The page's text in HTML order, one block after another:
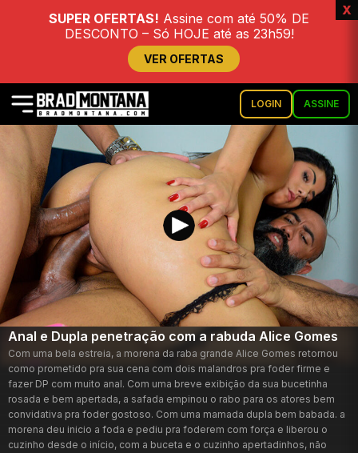
SUPER OFERTAS! Assine com até 50% DE
DESCONTO – Só HOJE até as 23h59!
VER OFERTAS
x
LOGIN ASSINE
Anal e Dupla penetração com a rabuda Alice Gomes
Com uma bela estreia, a morena da raba grande Alice Gomes retornou
como prometido pra sua cena com dois malandros pra foder firme e
fazer DP com muito anal. Com uma breve exibição da sua bucetinha
rosada e bem apertada, a safada empinou o rabo para os atores bem
convidativa pra foder gostoso. Com uma mamada dupla bem babada. a
morena deu inicio a foda e pediu pra foderem com força e liberou o
cuzinho desde o início, com a buceta e o cuzinho apertadinhos, não